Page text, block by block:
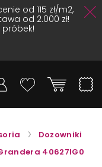
od 115 zł/m2,
od 2.000 zł!
Dozowniki
40627IG0